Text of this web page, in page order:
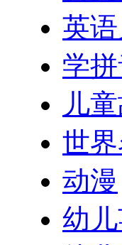
英
学
儿
世
动漫
幼